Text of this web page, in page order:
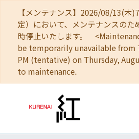
【メンテナンス】2026/08/13(木
定）において、メンテナンスのた
時停止いたします。
be temporarily unavailable from
PM (tentative) on Thursday,
to maintenance.